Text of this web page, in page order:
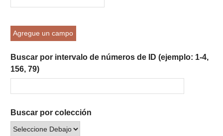
campo
Agregue un campo
Buscar por intervalo de números de ID (ejemplo: 1-4,
156, 79)
Buscar por colección